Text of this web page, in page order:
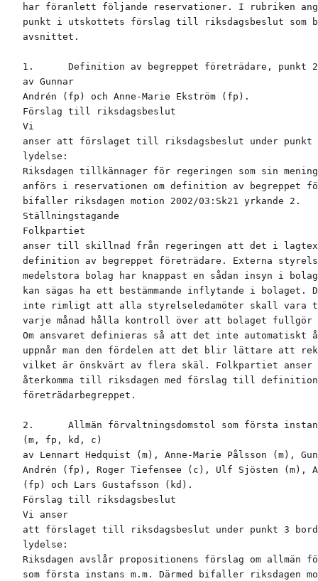
har föranlett följande reservationer. I rubriken
punkt i utskottets förslag till riksdagsbeslut som
avsnittet.
1.      Definition av begreppet företrädare, punkt
av Gunnar
Andrén (fp) och Anne-Marie Ekström (fp).
Förslag till riksdagsbeslut
Vi
anser att förslaget till riksdagsbeslut under punkt
lydelse:
Riksdagen tillkännager för regeringen som sin mening
anförs i reservationen om definition av begreppet
bifaller riksdagen motion 2002/03:Sk21 yrkande 2.
Ställningstagande
Folkpartiet
anser till skillnad från regeringen att det i
definition av begreppet företrädare. Externa
medelstora bolag har knappast en sådan insyn i
kan sägas ha ett bestämmande inflytande i bolaget.
inte rimligt att alla styrelseledamöter skall vara
varje månad hålla kontroll över att bolaget fullgör
Om ansvaret definieras så att det inte automatiskt
uppnår man den fördelen att det blir lättare att
vilket är önskvärt av flera skäl. Folkpartiet anser
återkomma till riksdagen med förslag till
företrädarbegreppet.
2.      Allmän förvaltningsdomstol som första
(m, fp, kd, c)
av Lennart Hedquist (m), Anne-Marie Pålsson (m),
Andrén (fp), Roger Tiefensee (c), Ulf Sjösten (m),
(fp) och Lars Gustafsson (kd).
Förslag till riksdagsbeslut
Vi anser
att förslaget till riksdagsbeslut under punkt 3
lydelse:
Riksdagen avslår propositionens förslag om allmän
som första instans m.m. Därmed bifaller riksdagen